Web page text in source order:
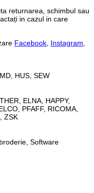
returnarea, schimbul sau
in cazul in care
Facebook Instagram
HUS, SEW
ELNA, HAPPY,
PFAFF, RICOMA,
ZSK
Software